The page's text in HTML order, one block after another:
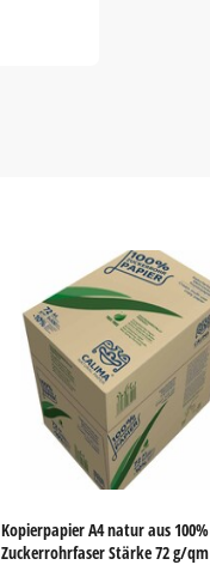
Kopierpapier A4 natur aus 100%
Zuckerrohrfaser Stärke 72 g/qm